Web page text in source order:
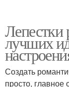
Цвета на
Лепестки
лучших
Создать
просто, главное